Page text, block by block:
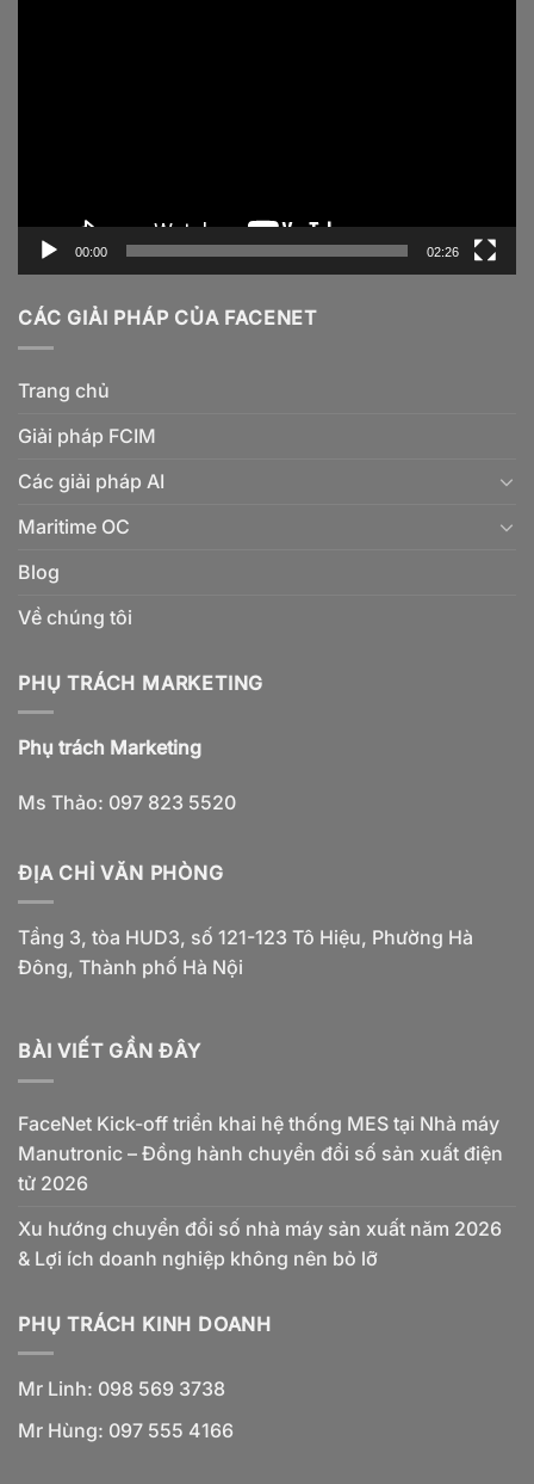
00:00 02:26
CÁC GIẢI PHÁP CỦA FACENET
Trang chủ
Giải pháp FCIM
Các giải pháp AI
Maritime OC
Blog
Về chúng tôi
PHỤ TRÁCH MARKETING
Phụ trách Marketing
Ms Thảo: 097 823 5520
ĐỊA CHỈ VĂN PHÒNG
Tầng 3, tòa HUD3, số 121-123 Tô Hiệu, Phường Hà
Đông, Thành phố Hà Nội
BÀI VIẾT GẦN ĐÂY
FaceNet Kick-off triển khai hệ thống MES tại Nhà máy
Manutronic – Đồng hành chuyển đổi số sản xuất điện
tử 2026
Xu hướng chuyển đổi số nhà máy sản xuất năm 2026
& Lợi ích doanh nghiệp không nên bỏ lỡ
PHỤ TRÁCH KINH DOANH
Mr Linh: 098 569 3738
Mr Hùng: 097 555 4166